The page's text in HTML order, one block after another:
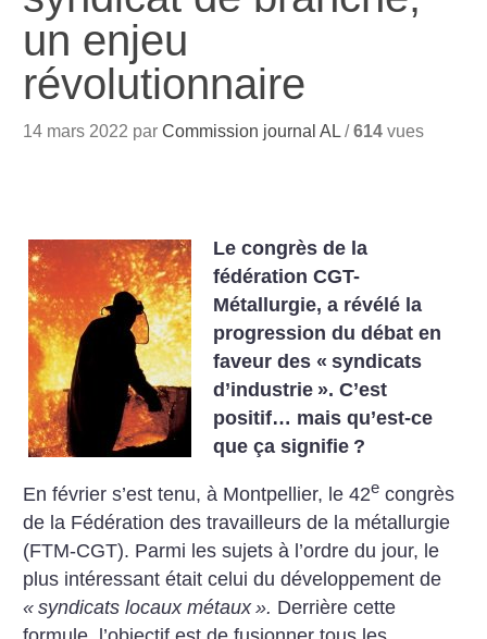
un enjeu
révolutionnaire
14 mars 2022 parCommission journal AL /614 vues
Le congrès de la
fédération CGT-
Métallurgie, a révélé la
progression du débat en
faveur des « syndicats
d’industrie ». C’est
positif… mais qu’est-ce
que ça signifie ?
En février s’est tenu, à Montpellier, le 42e congrès
de la Fédération des travailleurs de la métallurgie
(FTM-CGT). Parmi les sujets à l’ordre du jour, le
plus intéressant était celui du développement de
« syndicats locaux métaux ». Derrière cette